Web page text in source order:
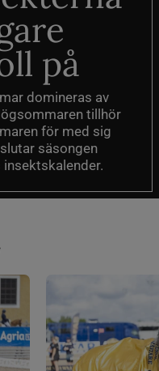
på
domineras av
tillhör
för med sig
säsongen
insektskalender.